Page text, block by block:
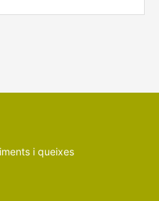
i queixes